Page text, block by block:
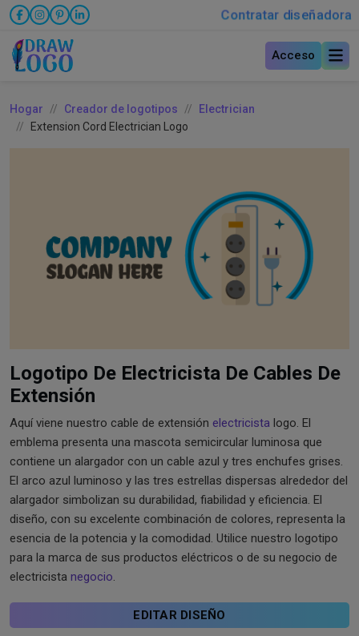
Contratar diseñadora
Acceso
Hogar Creador de logotipos
Electrician
Extension Cord Electrician Logo
Logotipo De Electricista De Cables De
Extensión
Aquí viene nuestro cable de extensión electricista logo. El
emblema presenta una mascota semicircular luminosa que
contiene un alargador con un cable azul y tres enchufes grises.
El arco azul luminoso y las tres estrellas dispersas alrededor del
alargador simbolizan su durabilidad, fiabilidad y eficiencia. El
diseño, con su excelente combinación de colores, representa la
esencia de la potencia y la comodidad. Utilice nuestro logotipo
para la marca de sus productos eléctricos o de su negocio de
electricista negocio.
EDITAR DISEÑO